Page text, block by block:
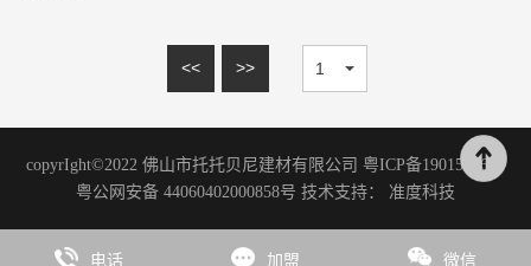
臻彩系列
板岩系列
石尚系列
<< >>
copyrIght©2022 佛山市托托贝尼建材有限公司 粤ICP备19015996号
粤公网安备 44060402000858号 技术支持： 准度科技
电话 加盟 微信